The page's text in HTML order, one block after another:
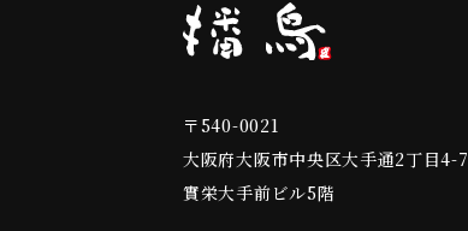
〒540-0021
大阪府大阪市中央区大手通2丁目4-7
實栄大手前ビル5階